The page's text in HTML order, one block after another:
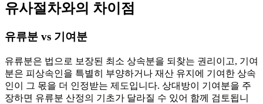
유사절차와의 차이점
유류분 vs 기여분
유류분은 법으로 보장된 최소 상속분을 되찾는 권리이고, 기여
분은 피상속인을 특별히 부양하거나 재산 유지에 기여한 상속
인이 그 몫을 더 인정받는 제도입니다. 상대방이 기여분을 주
장하면 유류분 산정의 기초가 달라질 수 있어 함께 검토됩니